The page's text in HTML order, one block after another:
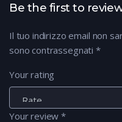
Be the first to review
Il tuo indirizzo email non
sono contrassegnati *
Your rating
Your review*